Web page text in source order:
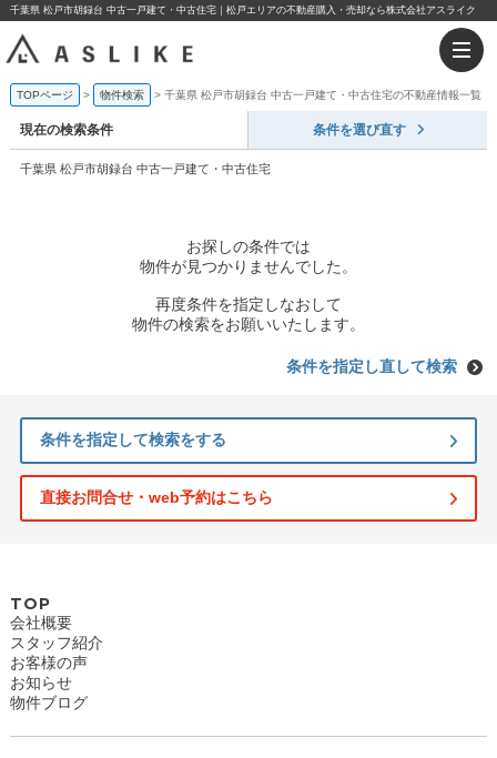
千葉県 松戸市胡録台 中古一戸建て・中古住宅｜松戸エリアの不動産購入・売却なら株式会社アスライク
TOPページ 物件検索 千葉県 松戸市胡録台 中古一戸建て・中古住宅の不動産情報一覧
現在の検索条件 条件を選び直す
千葉県 松戸市胡録台 中古一戸建て・中古住宅
お探しの条件では
物件が見つかりませんでした。
再度条件を指定しなおして
物件の検索をお願いいたします。
条件を指定し直して検索
条件を指定して検索をする
直接お問合せ・web予約はこちら
TOP
会社概要
スタッフ紹介
お客様の声
お知らせ
物件ブログ